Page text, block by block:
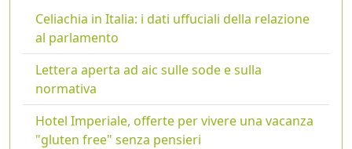
Celiachia in Italia: i dati uffuciali della relazione
al parlamento
Lettera aperta ad aic sulle sode e sulla
normativa
Hotel Imperiale, offerte per vivere una vacanza
"gluten free" senza pensieri